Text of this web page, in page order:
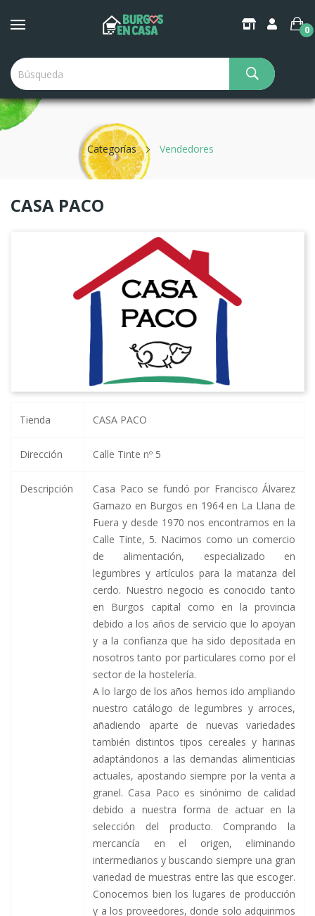
0
Categorías Vendedores
CASA PACO
Tienda CASA PACO
Dirección Calle Tinte nº 5
Descripción
Casa Paco se fundó por Francisco Álvarez
Gamazo en Burgos en 1964 en La Llana de
Fuera y desde 1970 nos encontramos en la
Calle Tinte, 5. Nacimos como un comercio
de alimentación, especializado en
legumbres y artículos para la matanza del
cerdo. Nuestro negocio es conocido tanto
en Burgos capital como en la provincia
debido a los años de servicio que lo apoyan
y a la confianza que ha sido depositada en
nosotros tanto por particulares como por el
sector de la hostelería.
A lo largo de los años hemos ido ampliando
nuestro catálogo de legumbres y arroces,
añadiendo aparte de nuevas variedades
también distintos tipos cereales y harinas
adaptándonos a las demandas alimenticias
actuales, apostando siempre por la venta a
granel. Casa Paco es sinónimo de calidad
debido a nuestra forma de actuar en la
selección del producto. Comprando la
mercancía en el origen, eliminando
intermediarios y buscando siempre una gran
variedad de muestras entre las que escoger.
Conocemos bien los lugares de producción
y a los proveedores, donde solo adquirimos
Create Wishlist ×
Wishlist name
Cancel